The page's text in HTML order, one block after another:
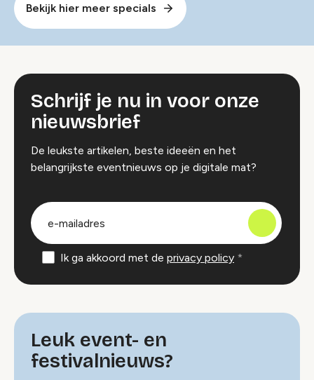
Bekijk hier meer specials
Schrijf je nu in voor onze
nieuwsbrief
De leukste artikelen, beste ideeën en het
belangrijkste eventnieuws op je digitale mat?
groep
Ik ga akkoord met de privacy policy
Leuk event- en
festivalnieuws?